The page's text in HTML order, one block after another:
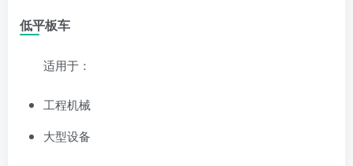
低平板车
适用于：
工程机械
大型设备